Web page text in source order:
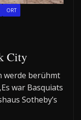
ORT
City
werde berühmt
war Basquiats
Sotheby’s